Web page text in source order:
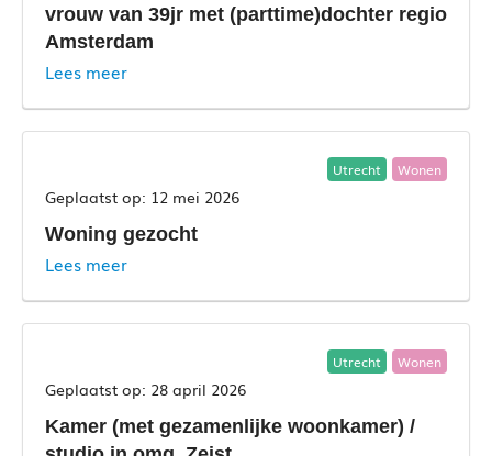
vrouw van 39jr met (parttime)dochter regio
Amsterdam
Lees meer
Utrecht Wonen
12 mei 2026
Woning gezocht
Lees meer
Utrecht Wonen
28 april 2026
Kamer (met gezamenlijke woonkamer) /